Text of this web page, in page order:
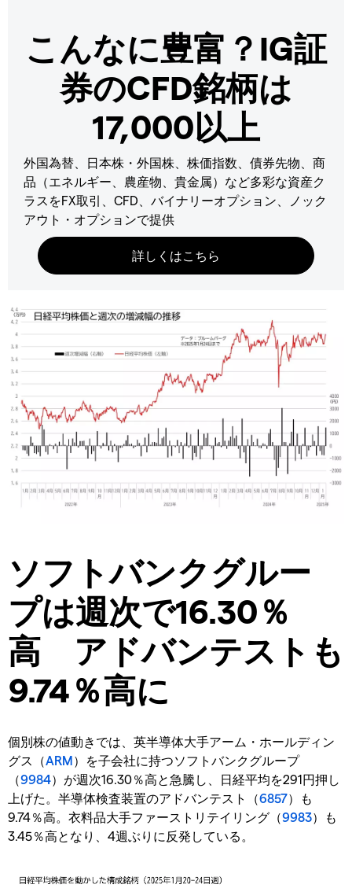
こんなに豊富？IG証
券のCFD銘柄は
17,000以上
外国為替、日本株・外国株、株価指数、債券先物、商
品（エネルギー、農産物、貴金属）など多彩な資産ク
ラスをFX取引、CFD、バイナリーオプション、ノック
アウト・オプションで提供
ソフトバンクグルー
プは週次で16.30％
高 アドバンテストも
9.74％高に
個別株の値動きでは、英半導体大手アーム・ホールディン
グス（ARM）を子会社に持つソフトバンクグループ
（9984）が週次16.30％高と急騰し、日経平均を291円押し
上げた。半導体検査装置のアドバンテスト（6857）も
9.74％高。衣料品大手ファーストリテイリング（9983）も
3.45％高となり、4週ぶりに反発している。